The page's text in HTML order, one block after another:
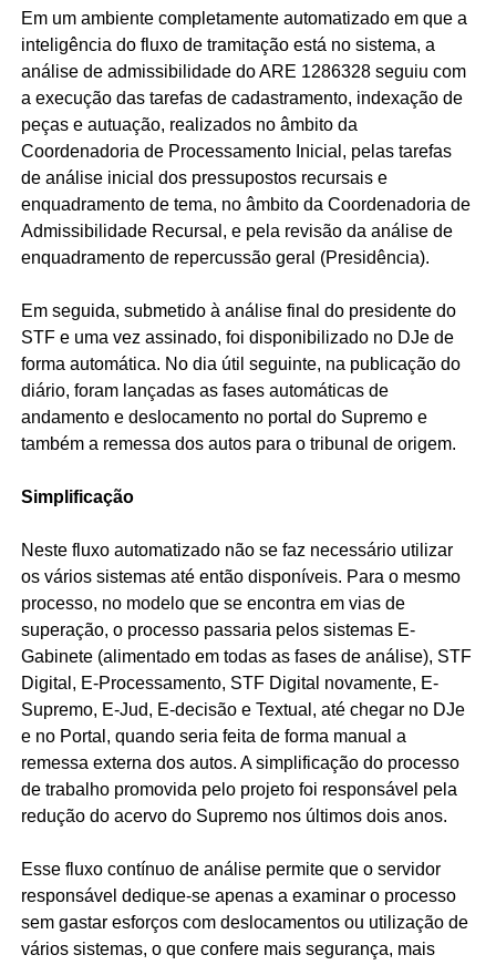
Em um ambiente completamente automatizado em que a
inteligência do fluxo de tramitação está no sistema, a
análise de admissibilidade do ARE 1286328 seguiu com
a execução das tarefas de cadastramento, indexação de
peças e autuação, realizados no âmbito da
Coordenadoria de Processamento Inicial, pelas tarefas
de análise inicial dos pressupostos recursais e
enquadramento de tema, no âmbito da Coordenadoria de
Admissibilidade Recursal, e pela revisão da análise de
enquadramento de repercussão geral (Presidência).
Em seguida, submetido à análise final do presidente do
STF e uma vez assinado, foi disponibilizado no DJe de
forma automática. No dia útil seguinte, na publicação do
diário, foram lançadas as fases automáticas de
andamento e deslocamento no portal do Supremo e
também a remessa dos autos para o tribunal de origem.
Simplificação
Neste fluxo automatizado não se faz necessário utilizar
os vários sistemas até então disponíveis. Para o mesmo
processo, no modelo que se encontra em vias de
superação, o processo passaria pelos sistemas E-
Gabinete (alimentado em todas as fases de análise), STF
Digital, E-Processamento, STF Digital novamente, E-
Supremo, E-Jud, E-decisão e Textual, até chegar no DJe
e no Portal, quando seria feita de forma manual a
remessa externa dos autos. A simplificação do processo
de trabalho promovida pelo projeto foi responsável pela
redução do acervo do Supremo nos últimos dois anos.
Esse fluxo contínuo de análise permite que o servidor
responsável dedique-se apenas a examinar o processo
sem gastar esforços com deslocamentos ou utilização de
vários sistemas, o que confere mais segurança, mais